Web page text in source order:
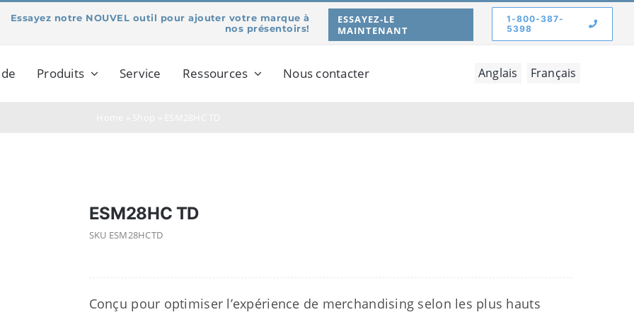
Essayez notre NOUVEL outil pour ajouter votre marque à
nos présentoirs!
ESSAYEZ-LE
MAINTENANT
1-800-387-
5398
Produits Service Ressources Nous contacter Anglais Français
ESM28HC TD
SKU ESM28HCTD
Conçu pour optimiser l’expérience de merchandising selon les plus hauts